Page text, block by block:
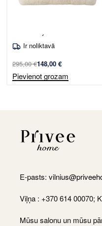
Ir noliktavā
295,00€148,00 €
Pievienot grozam
E-pasts:
Viļņa : +370 614 00070;
Mūsu salonu un mūsu